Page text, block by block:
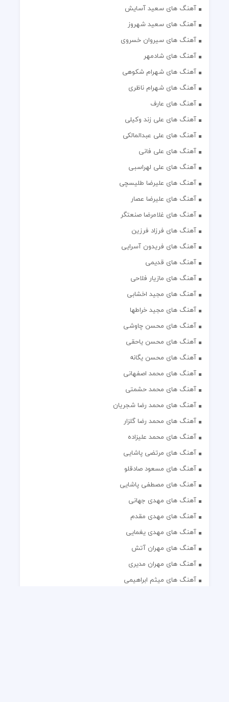
آهنگ های سعید آسایش
آهنگ های سعید شهروز
آهنگ های سیروان خسروی
آهنگ های شادمهر
آهنگ های شهرام شکوهی
آهنگ های شهرام ناظری
آهنگ های عارف
آهنگ های علی زند وکیلی
آهنگ های علی عبدالمالکی
آهنگ های علی فانی
آهنگ های علی لهراسبی
آهنگ های علیرضا طلیسچی
آهنگ های علیرضا عصار
آهنگ های غلامرضا صنعتگر
آهنگ های فرزاد فرزین
آهنگ های فریدون آسرایی
آهنگ های قدیمی
آهنگ های مازیار فلاحی
آهنگ های مجید اخشابی
آهنگ های مجید خراطها
آهنگ های محسن چاوشی
آهنگ های محسن یاحقی
آهنگ های محسن یگانه
آهنگ های محمد اصفهانی
آهنگ های محمد حشمتی
آهنگ های محمد رضا شجریان
آهنگ های محمد رضا گلزار
آهنگ های محمد علیزاده
آهنگ های مرتضی پاشایی
آهنگ های مسعود صادقلو
آهنگ های مصطفی پاشایی
آهنگ های مهدی جهانی
آهنگ های مهدی مقدم
آهنگ های مهدی یغمایی
آهنگ های مهران آتش
آهنگ های مهران مدیری
آهنگ های میثم ابراهیمی